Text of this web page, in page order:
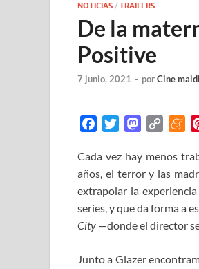
NOTICIAS / TRAILERS
De la
Positive
7 junio, 2021 - porCine
c
e
b
o
o
i
t
t
e
r
M
s
t
o
d
o
p
y
L
i
n
M
n
e
a
m
e
Cada vez hay menos
años, el terror y las
extrapolar la
series, y que da forma a
City —donde el director
Junto a Glazer